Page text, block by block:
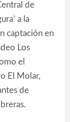
de
a la
captación en
Los
el
El Molar,
de